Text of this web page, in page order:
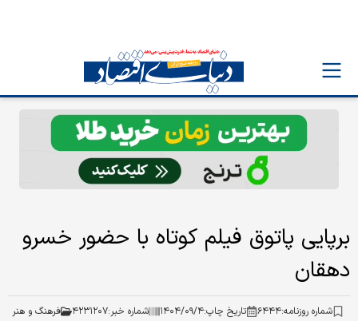
برپایی پاتوق فیلم کوتاه با حضور خسرو
دهقان
شماره روزنامه:۶۴۴۴ تاریخ چاپ:۱۴۰۴/۰۹/۴ شماره خبر:۴۲۳۱۲۰۷ فرهنگ و هنر